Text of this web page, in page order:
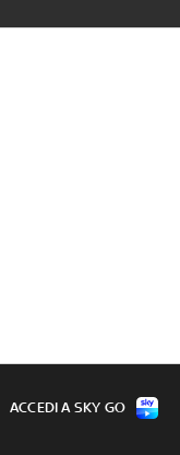
ACCEDI A SKY GO